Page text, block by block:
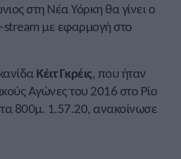
στη Νέα Υόρκη θα γίνει ο
stream με εφαρμογή στο
Κέιτ Γκρέις, που ήταν
Αγώνες του 2016 στο Ρίο
800μ. 1.57.20, ανακοίνωσε